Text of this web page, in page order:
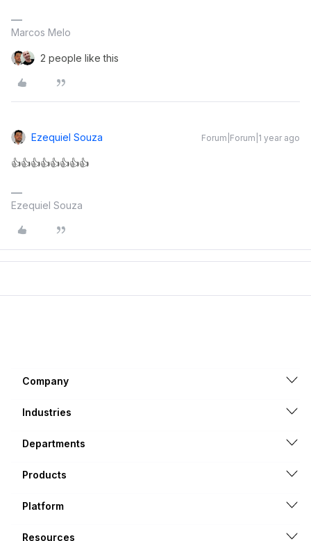
Marcos Melo
2 people like this
Ezequiel Souza Forum|Forum|1 year ago
👍👍👍👍👍👍👍👍
Ezequiel Souza
Company
Industries
Departments
Products
Platform
Resources